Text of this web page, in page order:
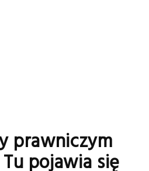
prawniczym
pojawia się